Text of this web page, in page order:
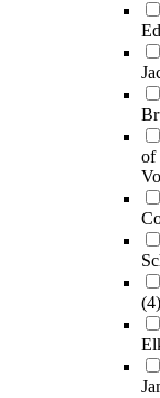
of
(4)